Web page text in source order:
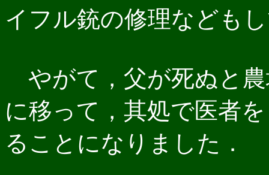
イフル銃の修理なども
やがて，父が死ぬと
に移って，其処で医者
ることになりました．